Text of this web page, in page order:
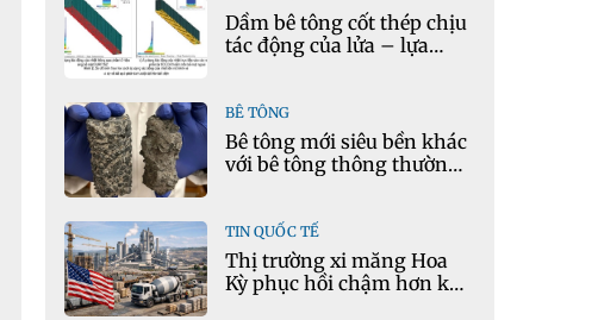
Dầm bê tông cốt thép chịu
tác động của lửa – lựa
BÊ TÔNG
Bê tông mới siêu bền khác
với bê tông thông thường
TIN QUỐC TẾ
Thị trường xi măng Hoa
Kỳ phục hồi chậm hơn kỳ